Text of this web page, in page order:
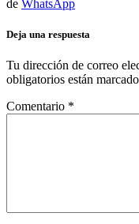
de WhatsApp
Deja una respuesta
Tu dirección de correo
obligatorios están
Comentario *